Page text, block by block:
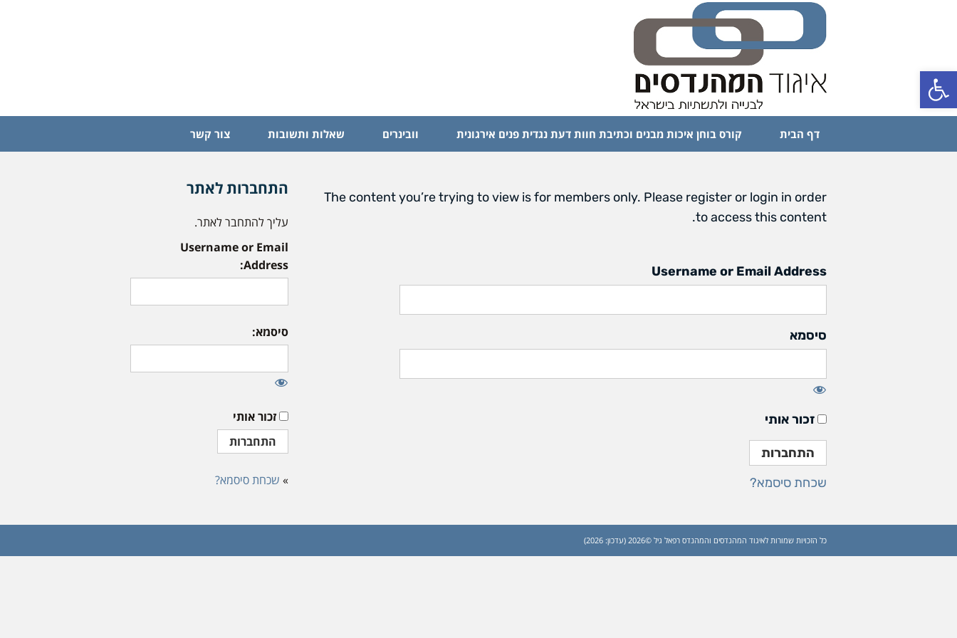
פתח סרגל נגישות
דף הבית קורס בוחן איכות מבנים וכתיבת חוות דעת נגדית פנים אירגונית וובינרים שאלות ותשובות צור קשר
The content you’re trying to view is for members only. Please register or login in order
to access this content.
Username or Email Address
סיסמא
זכור אותי
שכחת סיסמא?
התחברות לאתר
עליך להתחבר לאתר.
Username or Email
Address:
סיסמא:
זכור אותי
» שכחת סיסמא?
כל הזכויות שמורות לאיגוד המהנדסים והמהנדס רפאל גיל ©2026 (עדכון: 2026)